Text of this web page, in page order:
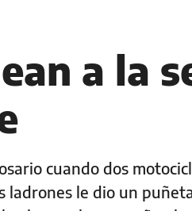
a la
cuando dos
le dio un